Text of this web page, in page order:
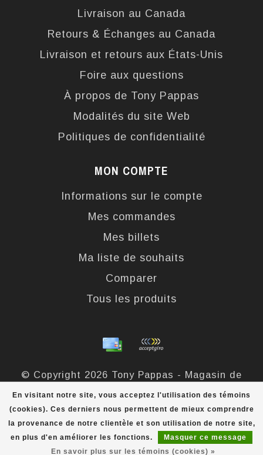
En visitant notre site, vous acceptez l'utilisation des témoins
(cookies). Ces derniers nous permettent de mieux comprendre
la provenance de notre clientèle et son utilisation de notre site,
en plus d'en améliorer les fonctions.
Masquer ce message
En savoir plus sur les témoins (cookies) »
Livraison au Canada
Retours & Échanges au Canada
Livraison et retours aux États-Unis
Foire aux questions
À propos de Tony Pappas
Modalités du site Web
Politiques de confidentialité
MON COMPTE
Informations sur le compte
Mes commandes
Mes billets
Ma liste de souhaits
Comparer
Tous les produits
© Copyright 2026 Tony Pappas - Magasin de
bottes et chaussures - Powered byLightspeed-
Theme byDyvelopment
scores a out of324évaluations at